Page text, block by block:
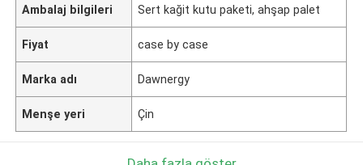
Ambalaj bilgileri Sert kağit kutu paketi, ahşap palet
Fiyat case by case
Marka adı Dawnergy
Menşe yeri Çin